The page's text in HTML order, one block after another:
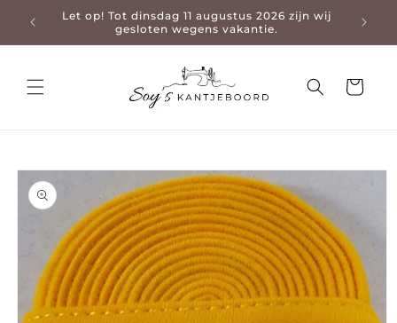
naar de content
Let op! Tot dinsdag 11 augustus 2026 zijn wij
gesloten wegens vakantie.
3-4
naar productinformatie